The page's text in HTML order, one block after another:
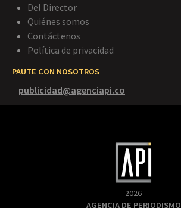
Del Director
Quiénes somos
Contáctenos
Política de privacidad
PAUTE CON NOSOTROS
publicidad@agenciapi.co
2026
AGENCIA DE PERIODISMO